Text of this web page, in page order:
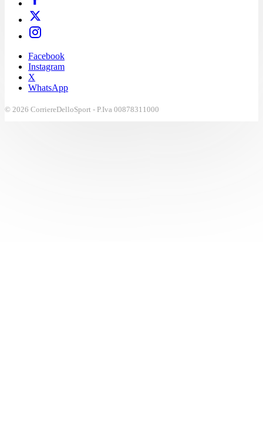
Facebook
Instagram
X
WhatsApp
© 2026 CorriereDelloSport - P.Iva 00878311000